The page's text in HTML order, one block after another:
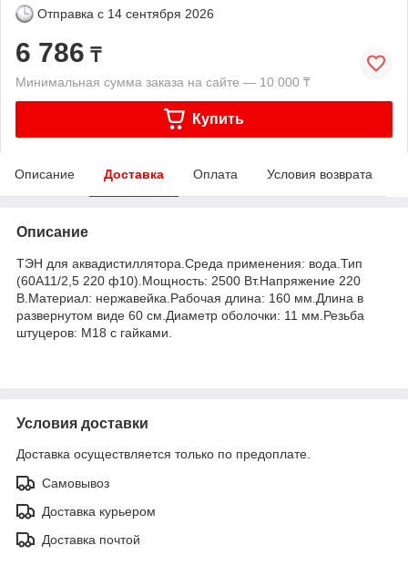
Отправка с 14 сентября 2026
6 786 ₸
Минимальная сумма заказа на сайте — 10 000 ₸
Купить
Описание Доставка Оплата Условия возврата
Описание
ТЭН для аквадистиллятора.Среда применения: вода.Тип
(60А11/2,5 220 ф10).Мощность: 2500 Вт.Напряжение 220
В.Материал: нержавейка.Рабочая длина: 160 мм.Длина в
развернутом виде 60 см.Диаметр оболочки: 11 мм.Резьба
штуцеров: М18 с гайками.
Условия доставки
Доставка осуществляется только по предоплате.
Самовывоз
Доставка курьером
Доставка почтой